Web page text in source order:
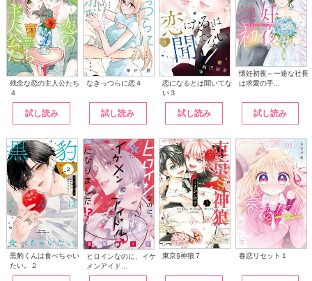
残念な恋の主人公たち
４
試し読み
なきっつらに恋４
試し読み
恋になるとは聞いてな
い３
試し読み
懐妊初夜～一途な社長
は求愛の手...
試し読み
黒豹くんは食べちゃい
たい。２
ヒロインなのに、イケ
メンアイド...
東京§神狼７ 春恋リセット１